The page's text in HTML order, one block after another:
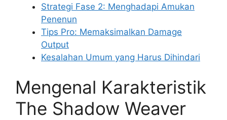
Strategi Fase 2: Menghadapi Amukan
Penenun
Tips Pro: Memaksimalkan Damage
Output
Kesalahan Umum yang Harus Dihindari
Mengenal Karakteristik
The Shadow Weaver